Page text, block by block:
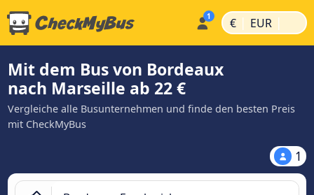
€ | EUR |
Mit dem Bus von Bordeaux
nach Marseille ab 22 €
Vergleiche alle Busunternehmen und finde den besten Preis
mit CheckMyBus
1